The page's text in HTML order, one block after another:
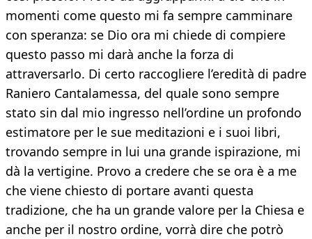
momenti come questo mi fa sempre camminare
con speranza: se Dio ora mi chiede di compiere
questo passo mi darà anche la forza di
attraversarlo. Di certo raccogliere l’eredità di padre
Raniero Cantalamessa, del quale sono sempre
stato sin dal mio ingresso nell’ordine un profondo
estimatore per le sue meditazioni e i suoi libri,
trovando sempre in lui una grande ispirazione, mi
dà la vertigine. Provo a credere che se ora è a me
che viene chiesto di portare avanti questa
tradizione, che ha un grande valore per la Chiesa e
anche per il nostro ordine, vorrà dire che potrò